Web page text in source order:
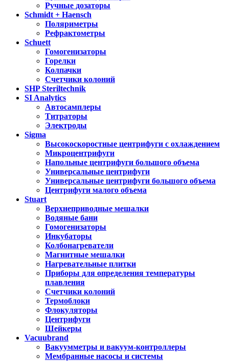
Ручные дозаторы
Schmidt + Haensch
Поляриметры
Рефрактометры
Schuett
Гомогенизаторы
Горелки
Колпачки
Счетчики колоний
SHP Steriltechnik
SI Analytics
Автосамплеры
Титраторы
Электроды
Sigma
Высокоскоростные центрифуги с охлаждением
Микроцентрифуги
Напольные центрифуги большого объема
Универсальные центрифуги
Универсальные центрифуги большого объема
Центрифуги малого объема
Stuart
Верхнеприводные мешалки
Водяные бани
Гомогенизаторы
Инкубаторы
Колбонагреватели
Магнитные мешалки
Нагревательные плитки
Приборы для определения температуры
плавления
Счетчики колоний
Термоблоки
Флокуляторы
Центрифуги
Шейкеры
Vacuubrand
Вакуумметры и вакуум-контроллеры
Мембранные насосы и системы